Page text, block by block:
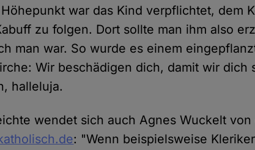
war das Kind verpflichtet, dem
zu folgen. Dort sollte man ihm also
man war. So wurde es einem
Wir beschädigen dich, damit wir dich
halleluja.
wendet sich auch Agnes Wuckelt von
: "Wenn beispielsweise